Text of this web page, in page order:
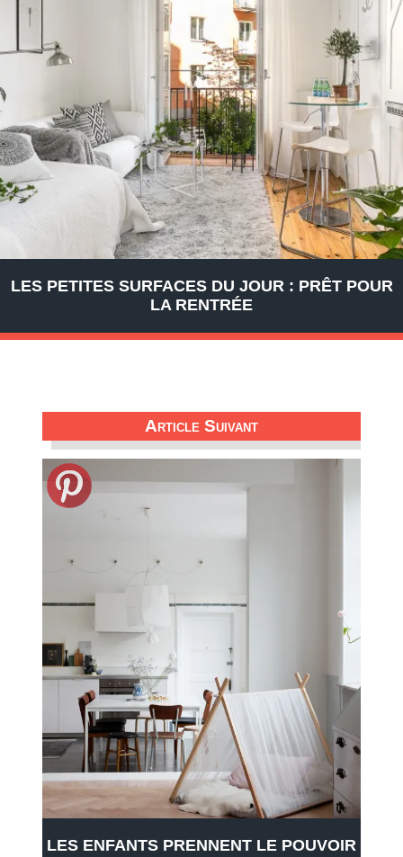
LES PETITES SURFACES DU JOUR : PRÊT POUR
LA RENTRÉE
Article Suivant
LES ENFANTS PRENNENT LE POUVOIR